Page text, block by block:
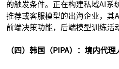
的触发条件。正在构建私域AI系
推荐或客服模型的出海企业，其
前端决策功能，后端模型训练活
（四）韩国（PIPA）：境内代